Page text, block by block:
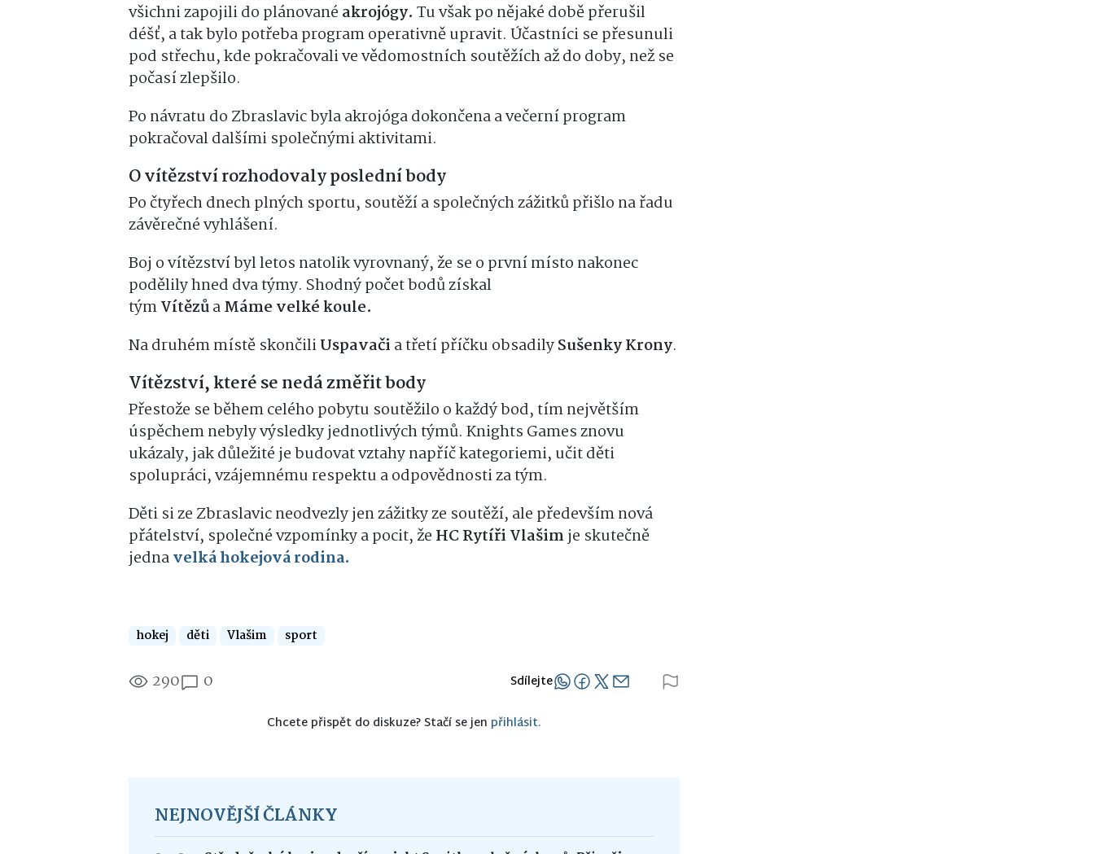
všichni zapojili do plánované akrojógy. Tu však po nějaké době přerušil
déšť, a tak bylo potřeba program operativně upravit. Účastníci se přesunuli
pod střechu, kde pokračovali ve vědomostních soutěžích až do doby, než se
počasí zlepšilo.
Po návratu do Zbraslavic byla akrojóga dokončena a večerní program
pokračoval dalšími společnými aktivitami.
O vítězství rozhodovaly poslední body
Po čtyřech dnech plných sportu, soutěží a společných zážitků přišlo na řadu
závěrečné vyhlášení.
Boj o vítězství byl letos natolik vyrovnaný, že se o první místo nakonec
podělily hned dva týmy. Shodný počet bodů získal
týmVítězůaMáme velké koule.
Na druhém místě skončiliUspavači a třetí příčku obsadilySušenky Krony.
Vítězství, které se nedá změřit body
Přestože se během celého pobytu soutěžilo o každý bod, tím největším
úspěchem nebyly výsledky jednotlivých týmů. Knights Games znovu
ukázaly, jak důležité je budovat vztahy napříč kategoriemi, učit děti
spolupráci, vzájemnému respektu a odpovědnosti za tým.
Děti si ze Zbraslavic neodvezly jen zážitky ze soutěží, ale především nová
přátelství, společné vzpomínky a pocit, že HC Rytíři Vlašim je skutečně
jednavelká hokejová rodina.
hokej děti Vlašim sport
290 0 Sdílejte
Chcete přispět do diskuze? Stačí se jen přihlásit.
NEJNOVĚJŠÍ ČLÁNKY